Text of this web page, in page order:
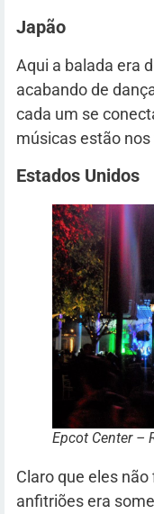
Japão
Aqui a balada era
acabando de
cada um se
músicas estão
Estados Unidos
Epcot Center –
Claro que eles
anfitriões era